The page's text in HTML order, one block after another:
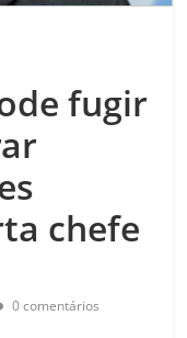
fugir
chefe
0 comentários